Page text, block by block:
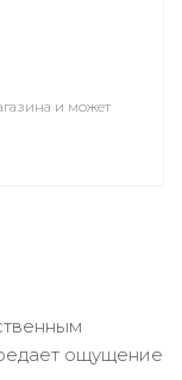
и может
ощущение